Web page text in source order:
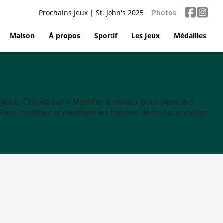
Prochains Jeux | St. John's 2025 Photos
Maison À propos Sportif Les Jeux Médailles
Cliquez sur « Modifier le texte » pour mettre à
modifier et réutiliser les thèmes de texte, accédez